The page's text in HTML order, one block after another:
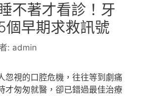
不著才看診！牙
個早期求救訊號
: admin
忽視的口腔危機，往往等到劇痛
才匆匆就醫，卻已錯過最佳治療